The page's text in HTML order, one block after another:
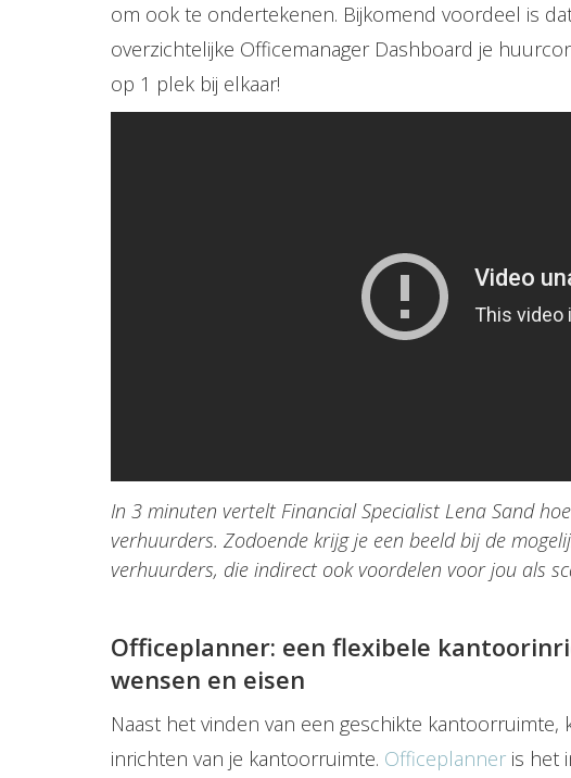
om ook te ondertekenen. Bijkomend voordeel is
overzichtelijke Officemanager Dashboard je
op 1 plek bij elkaar!
In 3 minuten vertelt Financial Specialist Lena Sand
verhuurders. Zodoende krijg je een beeld bij de
verhuurders, die indirect ook voordelen voor jou als
Officeplanner: een flexibele
wensen en eisen
Naast het vinden van een geschikte kantoorruimte,
inrichten van je kantoorruimte. Officeplanner is het